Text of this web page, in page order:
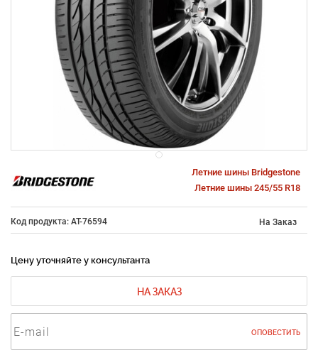
Летние шины Bridgestone
Летние шины 245/55 R18
Код продукта: AT-76594 На Заказ
Цену уточняйте у консультанта
НА ЗАКАЗ
ОПОВЕСТИТЬ